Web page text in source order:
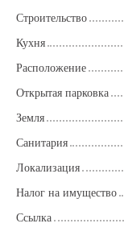
Строительство
Кухня
Расположение
Открытая парковка
Земля
Санитария
Локализация
Налог на имущество
Ссылка